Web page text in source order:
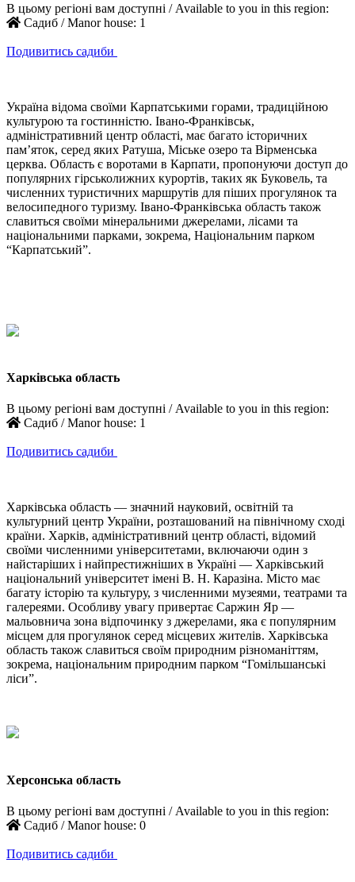
В цьому регіоні вам доступні / Available to you in this region:
Садиб / Manor house: 1
Подивитись садиби
Україна відома своїми Карпатськими горами, традиційною
культурою та гостинністю. Івано-Франківськ,
адміністративний центр області, має багато історичних
пам’яток, серед яких Ратуша, Міське озеро та Вірменська
церква. Область є воротами в Карпати, пропонуючи доступ до
популярних гірськолижних курортів, таких як Буковель, та
численних туристичних маршрутів для піших прогулянок та
велосипедного туризму. Івано-Франківська область також
славиться своїми мінеральними джерелами, лісами та
національними парками, зокрема, Національним парком
“Карпатський”.
Харківська область
В цьому регіоні вам доступні / Available to you in this region:
Садиб / Manor house: 1
Подивитись садиби
Харківська область — значний науковий, освітній та
культурний центр України, розташований на північному сході
країни. Харків, адміністративний центр області, відомий
своїми численними університетами, включаючи один з
найстаріших і найпрестижніших в Україні — Харківський
національний університет імені В. Н. Каразіна. Місто має
багату історію та культуру, з численними музеями, театрами та
галереями. Особливу увагу привертає Саржин Яр —
мальовнича зона відпочинку з джерелами, яка є популярним
місцем для прогулянок серед місцевих жителів. Харківська
область також славиться своїм природним різноманіттям,
зокрема, національним природним парком “Гомільшанські
ліси”.
Херсонська область
В цьому регіоні вам доступні / Available to you in this region:
Садиб / Manor house: 0
Подивитись садиби